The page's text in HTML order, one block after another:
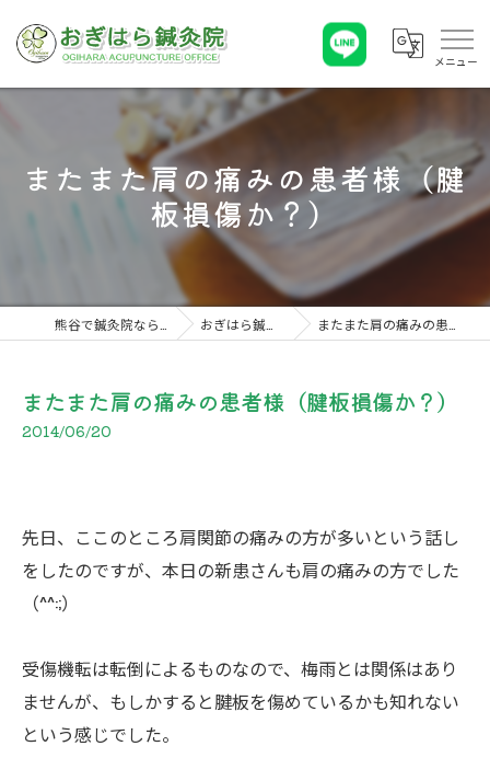
またまた肩の痛みの患者様（腱
板損傷か？）
おぎはら鍼灸院 こぼれ話 またまた肩の痛みの患者様（腱板損傷か？）
またまた肩の痛みの患者様（腱板損傷か？）
2014/06/20
先日、ここのところ肩関節の痛みの方が多いという話し
をしたのですが、本日の新患さんも肩の痛みの方でした
（^^:;）
受傷機転は転倒によるものなので、梅雨とは関係はあり
ませんが、もしかすると腱板を傷めているかも知れない
という感じでした。